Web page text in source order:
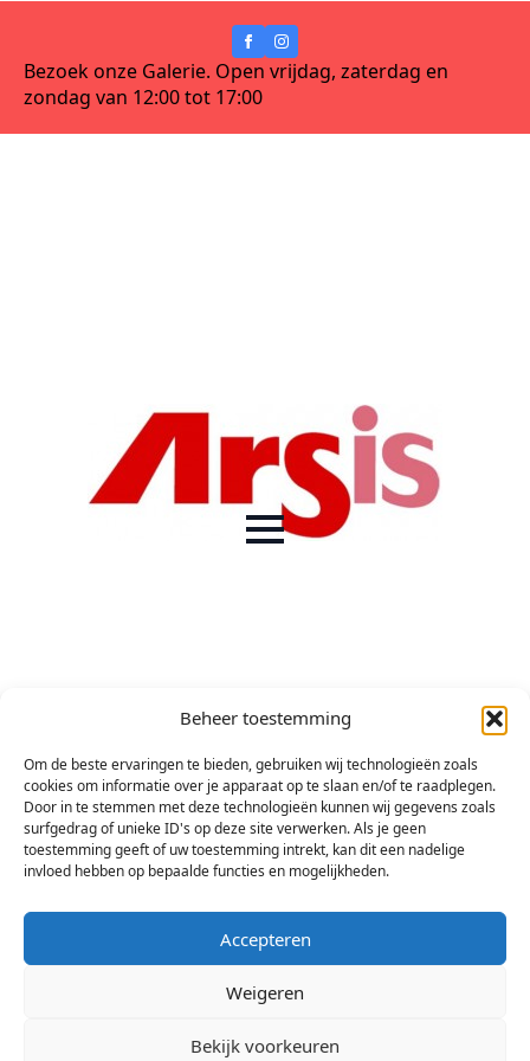
Beheer toestemming
Om de beste ervaringen te bieden, gebruiken wij technologieën zoals
cookies om informatie over je apparaat op te slaan en/of te raadplegen.
Door in te stemmen met deze technologieën kunnen wij gegevens zoals
surfgedrag of unieke ID's op deze site verwerken. Als je geen
toestemming geeft of uw toestemming intrekt, kan dit een nadelige
invloed hebben op bepaalde functies en mogelijkheden.
Accepteren
Weigeren
Bekijk voorkeuren
Bezoek onze Galerie. Open vrijdag, zaterdag en
zondag van 12:00 tot 17:00